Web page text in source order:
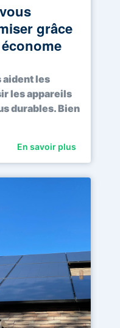
grâce
aident les
les appareils
durables. Bien
En savoir plus